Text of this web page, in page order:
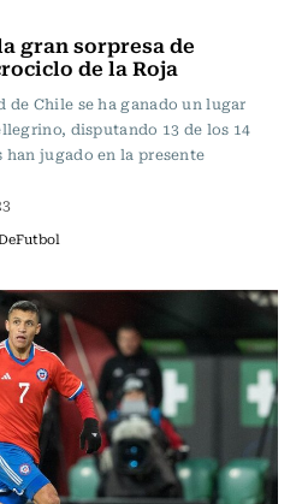
gran sorpresa de
de la Roja
de Chile se ha ganado un lugar
disputando 13 de los 14
jugado en la presente